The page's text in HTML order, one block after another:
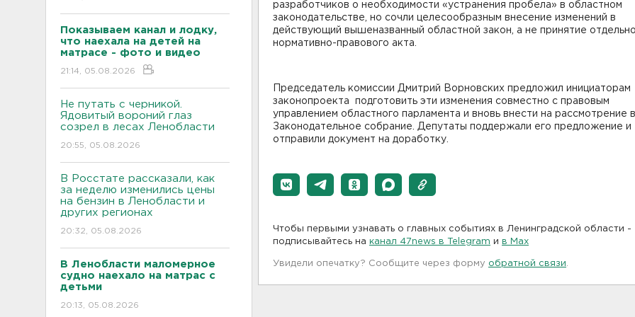
Показываем канал и лодку,
что наехала на детей на
матрасе - фото и видео
21:14, 05.08.2026
Не путать с черникой.
Ядовитый вороний глаз
созрел в лесах Ленобласти
20:55, 05.08.2026
В Росстате рассказали, как
за неделю изменились цены
на бензин в Ленобласти и
других регионах
20:32, 05.08.2026
В Ленобласти маломерное
судно наехало на матрас с
детьми
20:13, 05.08.2026
разработчиков о необходимости «устранения пробела» в областном
законодательстве, но сочли целесообразным внесение изменений в
действующий вышеназванный областной закон, а не принятие
нормативно-правового акта.
Председатель комиссии Дмитрий Ворновских предложил инициаторам
законопроекта подготовить эти изменения совместно с правовым
управлением областного парламента и вновь внести на рассмотрение в
Законодательное собрание. Депутаты поддержали его предложение и
отправили документ на доработку.
Чтобы первыми узнавать о главных событиях в Ленинградской области -
подписывайтесь на канал 47news в Telegram и в Maх
Увидели опечатку? Сообщите через форму обратной связи